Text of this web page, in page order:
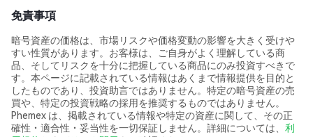
免責事項
暗号資産の価格は、市場リスクや価格変動の影響を大きく受けや
すい性質があります。お客様は、ご自身がよく理解している商
品、そしてリスクを十分に把握している商品にのみ投資すべきで
す。本ページに記載されている情報はあくまで情報提供を目的と
したものであり、投資助言ではありません。特定の暗号資産の売
買や、特定の投資戦略の採用を推奨するものではありません。
Phemex は、掲載されている情報や特定の資産に関して、その正
確性・適合性・妥当性を一切保証しません。詳細については、 利